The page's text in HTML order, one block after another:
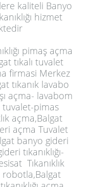
kaliteli Banyo
hizmet
pimaş açma
tıkalı tuvalet
firmasi Merkez
tıkanık lavabo
açma- lavabom
tuvalet-pimas
açma,Balgat
açma Tuvalet
banyo gideri
tıkanıklığı-
Tıkanıklık
robotla,Balgat